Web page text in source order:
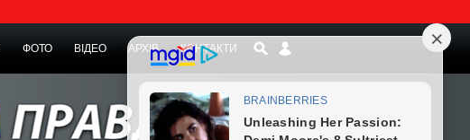
ФОТО ВІДЕО АРХІВ КОНТАКТИ